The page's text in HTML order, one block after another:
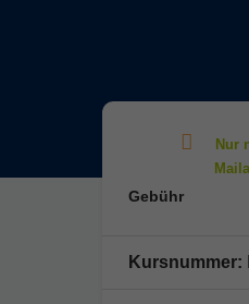
Gebühr
Kursnummer:
des Nutzers
kleinen Datei, die
×